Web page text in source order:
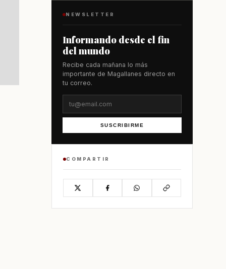
NEWSLETTER
Informando desde el fin
del mundo
Recibe cada mañana lo más
importante de Magallanes directo en
tu correo.
SUSCRIBIRME
COMPARTIR